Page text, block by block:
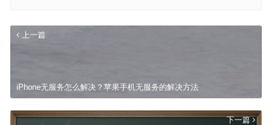
上一篇
iPhone无服务怎么解决？苹果手机无服务的解决方法
下一篇